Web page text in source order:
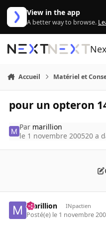
Aller au contenu
View in the app
A better way to browse.
Accueil Matériel et
pour un opteron
Par marillion
le 1 novembre 200520 a
marillion INpactien
Posté(e) le 1 novembre